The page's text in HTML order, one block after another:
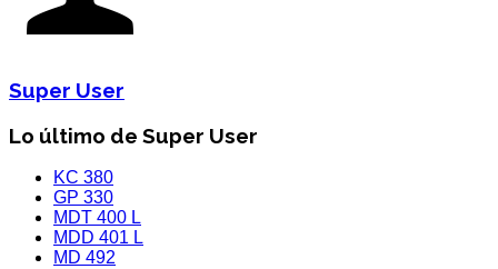
Super User
Lo último de Super User
KC 380
GP 330
MDT 400 L
MDD 401 L
MD 492